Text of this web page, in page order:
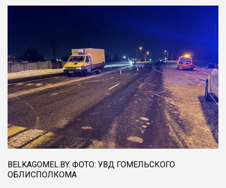
BELKAGOMEL.BY. ФОТО: УВД ГОМЕЛЬСКОГО
ОБЛИСПОЛКОМА